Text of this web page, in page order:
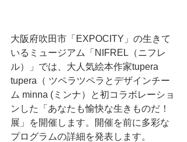
大阪府吹田市「EXPOCITY」の生きて
いるミュージアム「NIFREL（ニフレ
ル）」では、大人気絵本作家tupera
tupera（ ツペラツペラとデザインチー
ム minna (ミンナ）と初コラボレーショ
ンした「あなたも愉快な生きものだ！
展」を開催します。開催を前に多彩な
プログラムの詳細を発表します。